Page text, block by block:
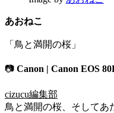
あおねこ
「鳥と満開の桜」
📷 Canon | Canon EOS
cizucu編集部
鳥と満開の桜、そしてあ